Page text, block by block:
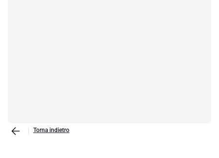
Torna indietro